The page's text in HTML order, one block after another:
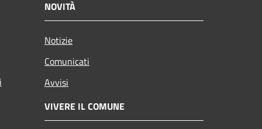
NOVITÀ
Notizie
Comunicati
Avvisi
VIVERE IL COMUNE